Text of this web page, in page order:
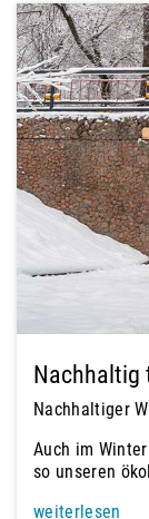
Nachhaltig
Nachhaltiger
Auch im
so unseren
weiterlesen